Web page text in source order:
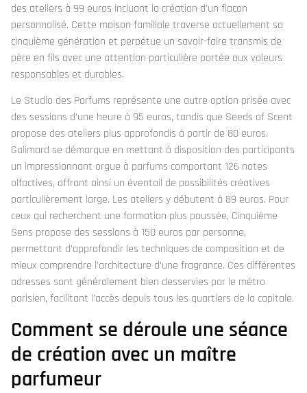
des ateliers à 99 euros incluant la création d’un flacon
personnalisé. Cette maison familiale traverse actuellement sa
cinquième génération et perpétue un savoir-faire transmis de
père en fils avec une attention particulière portée aux valeurs
responsables et durables.
Le Studio des Parfums représente une autre option prisée avec
des sessions d’une heure à 95 euros, tandis que Seeds of Scent
propose des ateliers plus approfondis à partir de 80 euros.
Galimard se démarque en mettant à disposition des participants
un impressionnant orgue à parfums comportant 126 notes
olfactives, offrant ainsi un éventail de possibilités créatives
particulièrement large. Les ateliers y débutent à 89 euros. Pour
ceux qui recherchent une formation plus poussée, Cinquième
Sens propose des sessions à 150 euros par personne,
permettant d’approfondir les techniques de composition et de
mieux comprendre l’architecture d’une fragrance. Ces différentes
adresses sont généralement bien desservies par le métro
parisien, facilitant l’accès depuis tous les quartiers de la capitale.
Comment se déroule une séance
de création avec un maître
parfumeur